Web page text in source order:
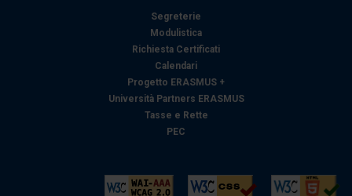
raccolto dal suo utilizzo dei loro servizi.
Segreterie
Modulistica
Richiesta Certificati
Calendari
Progetto ERASMUS +
Università Partners ERASMUS
Tasse e Rette
PEC